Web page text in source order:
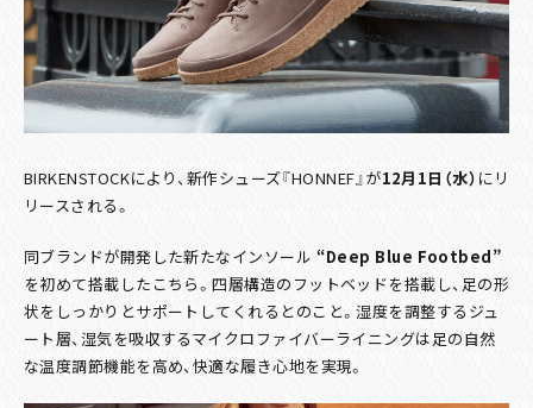
BIRKENSTOCKにより、新作シューズ『HONNEF』が12月1日（水） にリ
リースされる。
同ブランドが開発した新たなインソール “Deep Blue Footbed”
を初めて搭載したこちら。四層構造のフットベッドを搭載し、足の形
状をしっかりとサポートしてくれるとのこと。湿度を調整するジュ
ート層、湿気を吸収するマイクロファイバーライニングは足の自然
な温度調節機能を高め、快適な履き心地を実現。